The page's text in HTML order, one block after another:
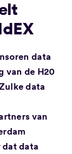
data
van de H20
data
van
dat data